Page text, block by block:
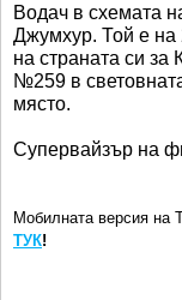
Водач в схемата
Джумхур. Той е на
на страната си
№259 в
място.
Супервайзър на
Мобилната версия на
ТУК!